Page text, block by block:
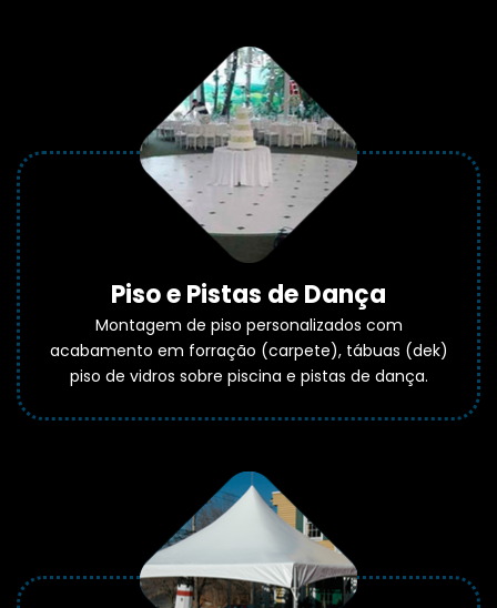
Piso e Pistas de Dança
Montagem de piso personalizados com
acabamento em forração (carpete), tábuas (dek)
piso de vidros sobre piscina e pistas de dança.